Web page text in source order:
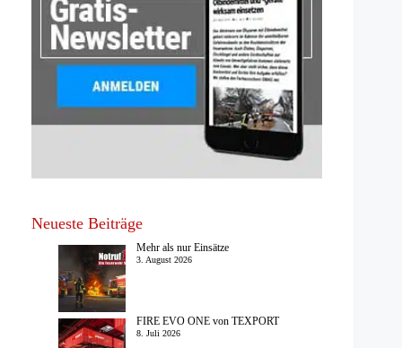
Neueste Beiträge
Mehr als nur Einsätze
3. August 2026
FIRE EVO ONE von TEXPORT
8. Juli 2026